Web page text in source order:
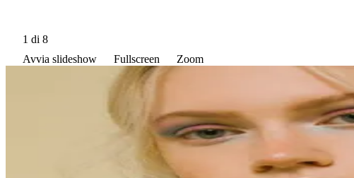
1 di 8
Avvia slideshow
Fullscreen Zoom